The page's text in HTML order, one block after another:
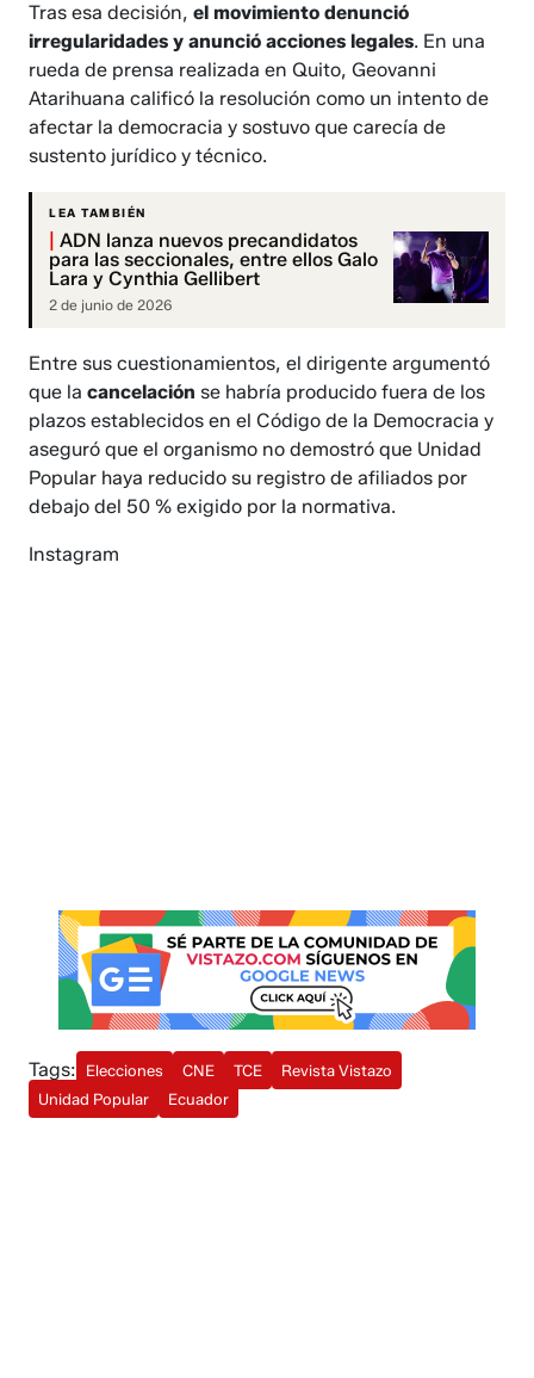
Tras esa decisión,el movimiento denunció
irregularidades y anunció acciones legales. En una
rueda de prensa realizada en Quito, Geovanni
Atarihuana calificó la resolución como un intento de
afectar la democracia y sostuvo que carecía de
sustento jurídico y técnico.
LEA TAMBIÉN
ADN lanza nuevos precandidatos
para las seccionales, entre ellos Galo
Lara y Cynthia Gellibert
2 de junio de 2026
Entre sus cuestionamientos, el dirigente argumentó
que lacancelación se habría producido fuera de los
plazos establecidos en el Código de la Democracia y
aseguró que el organismo no demostró que Unidad
Popular haya reducido su registro de afiliados por
debajo del 50 % exigido por la normativa.
Instagram
Tags: Elecciones CNE TCE
Revista Vistazo
Unidad Popular
Ecuador